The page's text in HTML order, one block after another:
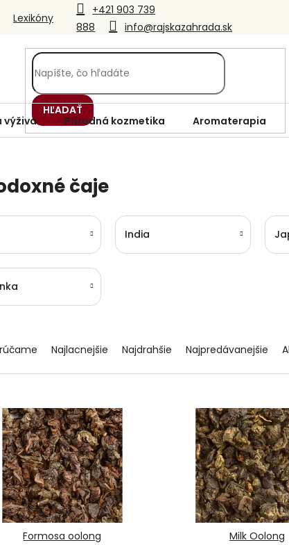
+421 903 739
888
info@rajskazahrada.sk
Lexikóny
HĽADAŤ
výživa Prírodná kozmetika Aromaterapia
čaje
India
Najlacnejšie Najdrahšie Najpredávanejšie
Formosa oolong Milk Oolong